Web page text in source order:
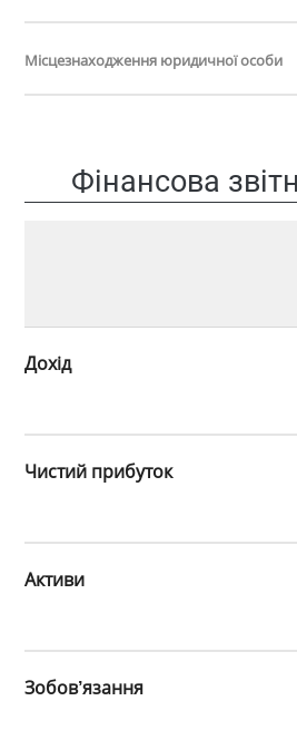
Місцезнаходження юридичної особи
Фінансова
Дохід
Чистий прибуток
Активи
Зобов’язання